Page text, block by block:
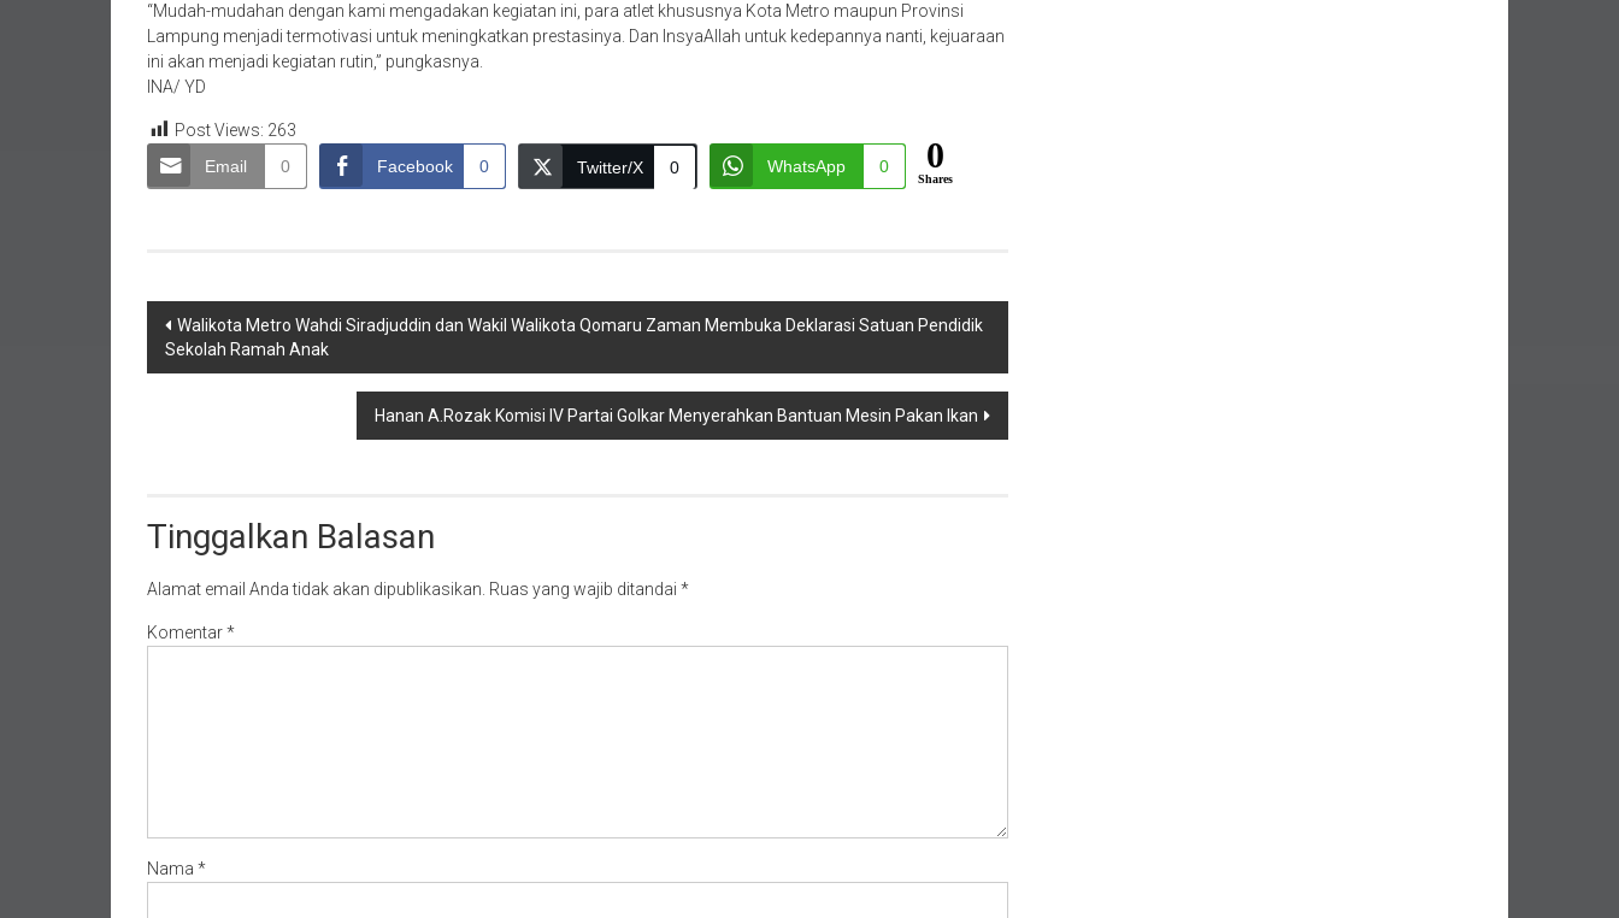
“Mudah-mudahan dengan kami mengadakan kegiatan ini, para atlet khususnya Kota Metro maupun Provinsi
Lampung menjadi termotivasi untuk meningkatkan prestasinya. Dan InsyaAllah untuk kedepannya nanti, kejuaraan
ini akan menjadi kegiatan rutin,” pungkasnya.
INA/ YD
Post Views: 263
Email
0 Facebook 0 Twitter/X 0 WhatsApp 0 0
Shares
Navigasi
pos
Walikota Metro Wahdi Siradjuddin dan Wakil Walikota Qomaru Zaman Membuka Deklarasi Satuan Pendidik
Sekolah Ramah Anak
Hanan A.Rozak Komisi lV Partai Golkar Menyerahkan Bantuan Mesin Pakan Ikan
Tinggalkan Balasan
Alamat email Anda tidak akan dipublikasikan. Ruas yang wajib ditandai *
Komentar*
Nama *